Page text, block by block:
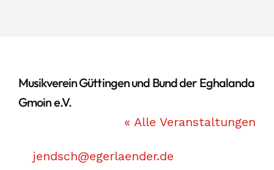
Musikverein Güttingen und Bund der Eghalanda
Gmoin e.V.
« Alle Veranstaltungen
Email
jendsch@egerlaender.de